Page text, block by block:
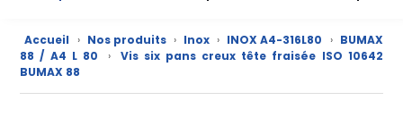
Accueil › Nos produits › Inox › INOX A4-316L80 › BUMAX
88 / A4 L 80
›
Vis six pans creux tête fraisée ISO 10642
BUMAX 88